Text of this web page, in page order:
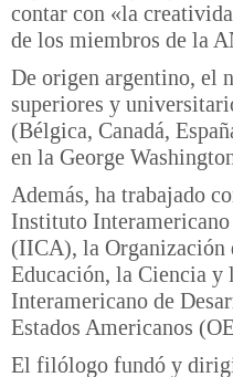
contar con «la
de los miembros de la
De origen argentino, el
superiores y
(Bélgica, Canadá,
en la George
Además, ha trabajado
Instituto
(IICA), la Organización
Educación, la Ciencia
Interamericano de
Estados Americanos
El filólogo fundó y